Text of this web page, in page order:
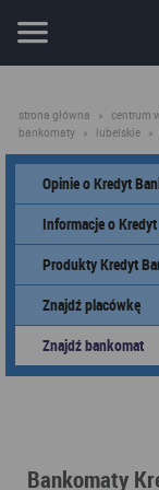
strona główna » centrum
bankomaty » lubelskie »
Opinie o Kredyt
Informacje o
Produkty Kredyt
Znajdź placówkę
Znajdź bankomat
Bankomaty